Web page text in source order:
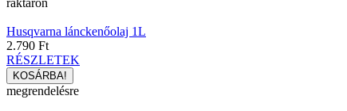
Husqvarna lánckenőolaj 1L
2.790 Ft
RÉSZLETEK
megrendelésre